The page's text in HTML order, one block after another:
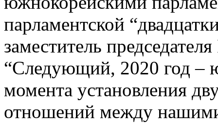
парламентской
заместитель
“Следующий, 2020 год –
момента установления
отношений между